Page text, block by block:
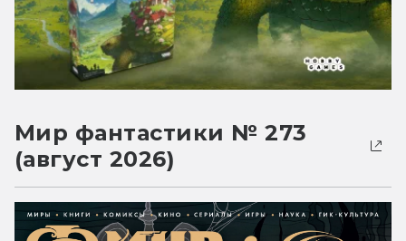
Мир фантастики № 273
(август 2026)